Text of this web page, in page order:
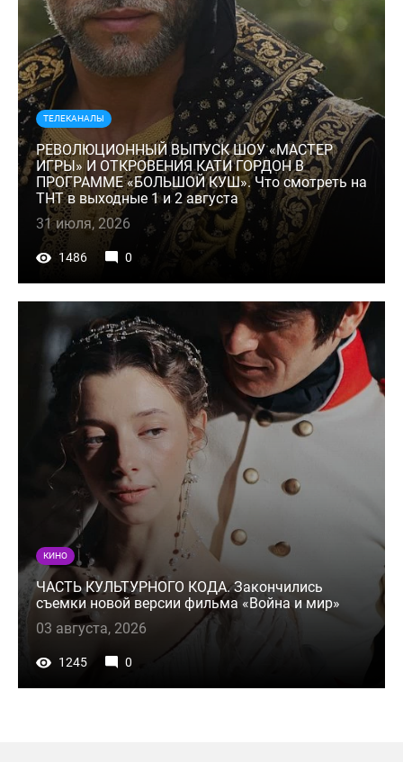
ТЕЛЕКАНАЛЫ
РЕВОЛЮЦИОННЫЙ ВЫПУСК ШОУ «МАСТЕР
ИГРЫ» И ОТКРОВЕНИЯ КАТИ ГОРДОН В
ПРОГРАММЕ «БОЛЬШОЙ КУШ». Что смотреть на
ТНТ в выходные 1 и 2 августа
31 июля, 2026
1486 0
КИНО
ЧАСТЬ КУЛЬТУРНОГО КОДА. Закончились
съемки новой версии фильма «Война и мир»
03 августа, 2026
1245 0